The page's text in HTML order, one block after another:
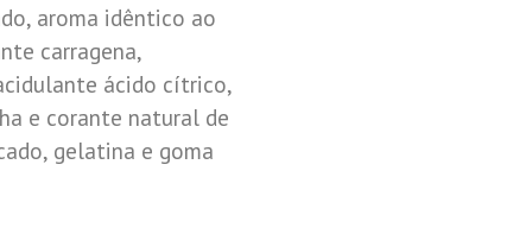
aroma idêntico ao
carragena,
ácido cítrico,
e corante natural de
gelatina e goma